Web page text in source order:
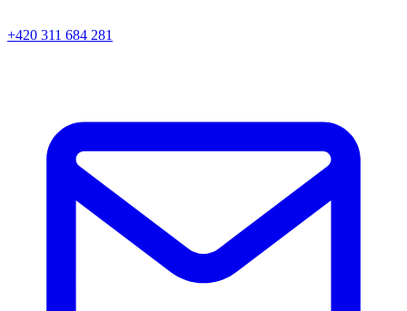
+420 311 684 281